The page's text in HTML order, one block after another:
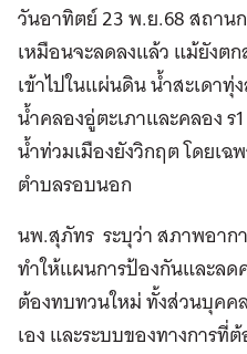
วันอาทิตย์ 23 พ.ย.68 สถา
เหมือนจะลดลงแล้ว แม้ยังต
เข้าไปในแผ่นดิน น้ำสะเดาทุ่
น้ำคลองอู่ตะเภาและคลอง
น้ำท่วมเมืองยังวิกฤต โดยเฉ
ตำบลรอบนอก
นพ.สุภัทร ระบุว่า สภาพอาก
ทำให้แผนการป้องกันและล
ต้องทบทวนใหม่ ทั้งส่วนบุคค
เอง และระบบของทางการที่